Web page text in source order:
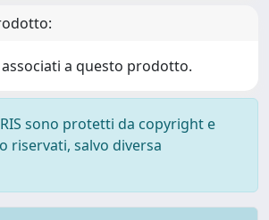
a questo prodotto.
sono protetti da copyright e
riservati, salvo diversa